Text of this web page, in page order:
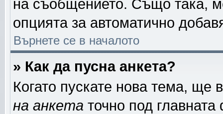
на съобщението. Също така,
опцията за автоматично
Върнете се в началото
» Как да пусна анкета?
Когато пускате нова тема,
на анкета точно под